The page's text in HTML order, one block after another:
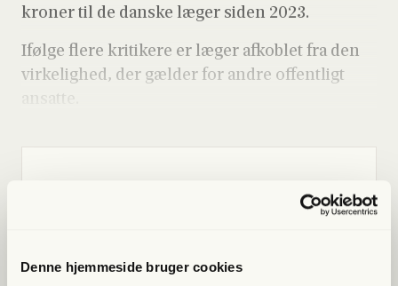
Denne hjemmeside bruger cookies
kro­ner til de dan­ske læger siden 2023.
Iføl­ge fle­re kri­ti­ke­re er læger afkoblet fra den
vir­ke­lig­hed, der gæl­der for andre offent­ligt
spa­re 40%
artik­ler til podcasts – få ori­gi­nal jour­na­li­stik, du ikke
fin­der andre ste­der